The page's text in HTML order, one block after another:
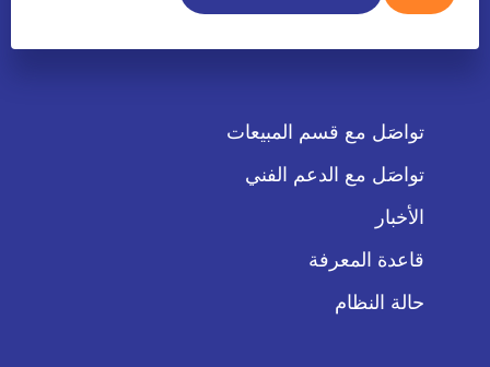
تواصَل مع قسم المبيعات
تواصَل مع الدعم الفني
الأخبار
قاعدة المعرفة
حالة النظام